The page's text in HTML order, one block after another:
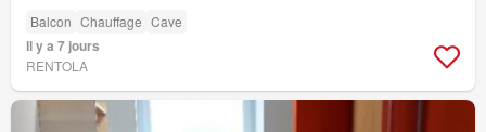
Balcon Chauffage Cave
Il y a 7 jours
RENTOLA